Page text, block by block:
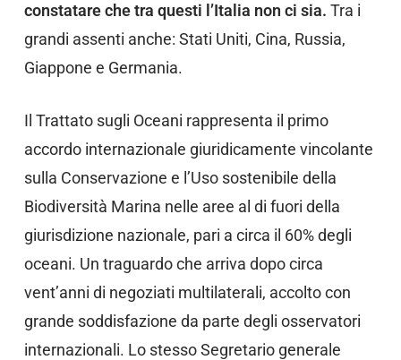
constatare che tra questi l’Italia non ci sia. Tra i
grandi assenti anche: Stati Uniti, Cina, Russia,
Giappone e Germania.
Il Trattato sugli Oceani rappresenta il primo
accordo internazionale giuridicamente vincolante
sulla Conservazione e l’Uso sostenibile della
Biodiversità Marina nelle aree al di fuori della
giurisdizione nazionale, pari a circa il 60% degli
oceani. Un traguardo che arriva dopo circa
vent’anni di negoziati multilaterali, accolto con
grande soddisfazione da parte degli osservatori
internazionali. Lo stesso Segretario generale